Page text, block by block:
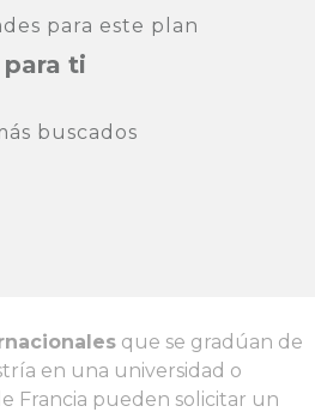
para este plan
para ti
buscados
que se gradúan de
en una universidad o
Francia pueden solicitar un